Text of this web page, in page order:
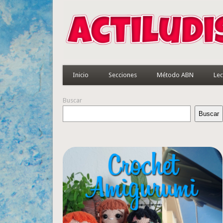
Inicio Secciones Método ABN
Buscar
Buscar